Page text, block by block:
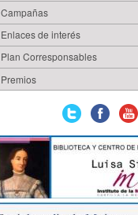
Campañas
Enlaces de interés
Plan Corresponsables
Premios